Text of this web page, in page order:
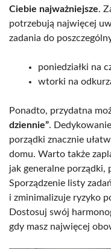
Ciebie najważniejsze.
potrzebują najwięcej
zadania do
poniedziałki na
wtorki na
Ponadto, przydatna
dziennie”.
porządki znacznie
domu. Warto także
jak generalne porządki,
Sporządzenie listy
i zminimalizuje ryzyko
Dostosuj swój
gdy masz najwięcej